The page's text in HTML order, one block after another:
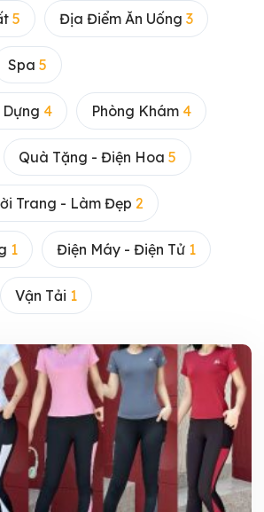
5 Địa Điểm Ăn Uống 3
Spa 5
4 Phòng Khám 4
Quà Tặng - Điện Hoa 5
Trang - Làm Đẹp 2
1 Điện Máy - Điện Tử 1
Vận Tải 1